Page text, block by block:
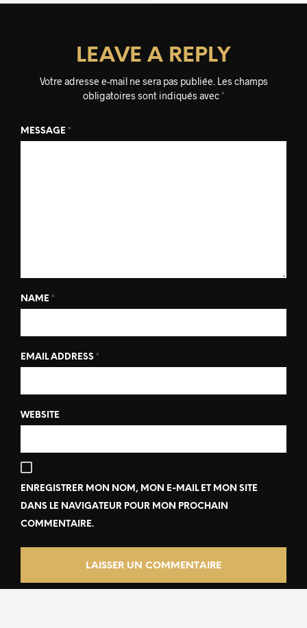
LEAVE A REPLY
Votre adresse e-mail ne sera pas publiée. Les champs
obligatoires sont indiqués avec *
MESSAGE *
NAME *
EMAIL ADDRESS *
WEBSITE
ENREGISTRER MON NOM, MON E-MAIL ET MON SITE
DANS LE NAVIGATEUR POUR MON PROCHAIN
COMMENTAIRE.